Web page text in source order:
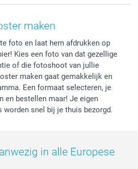
maken
foto en laat hem afdrukken op
Kies een foto van dat gezellige
of die fotoshoot van jullie
maken gaat gemakkelijk en
Een formaat selecteren, je
en bestellen maar! Je eigen
snel bij je thuis bezorgd.
in alle Europese